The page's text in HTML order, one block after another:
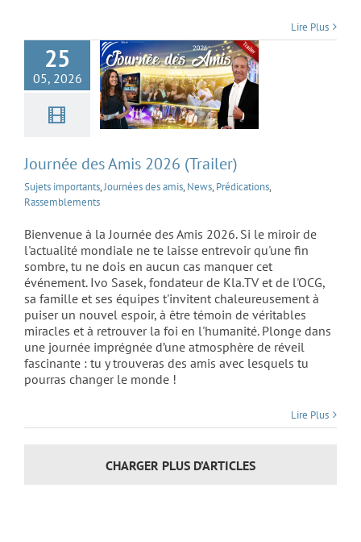
Lire Plus
25
05, 2026
Journée des Amis 2026 (Trailer)
Sujets importants,Journées des amis, News, Prédications,
Rassemblements
Bienvenue à la Journée des Amis 2026. Si le miroir de
l'actualité mondiale ne te laisse entrevoir qu'une fin
sombre, tu ne dois en aucun cas manquer cet
événement. Ivo Sasek, fondateur de Kla.TV et de l'OCG,
sa famille et ses équipes t'invitent chaleureusement à
puiser un nouvel espoir, à être témoin de véritables
miracles et à retrouver la foi en l'humanité. Plonge dans
une journée imprégnée d’une atmosphère de réveil
fascinante : tu y trouveras des amis avec lesquels tu
pourras changer le monde !
Lire Plus
CHARGER PLUS D’ARTICLES